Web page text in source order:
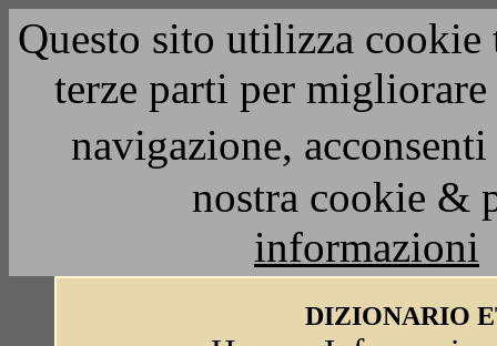
Questo sito utilizza
terze parti per
navigazione,
nostra cookie &
informazioni
DIZIONARIO